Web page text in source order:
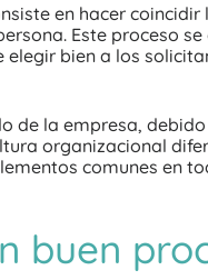
en hacer
Este proceso
bien a los
de la empresa,
organizacional
comunes en
buen